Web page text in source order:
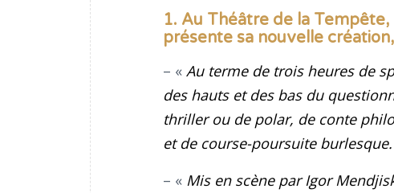
1. Au Théâtre de la
présente sa nouvelle création,
– « Au terme de trois heures de
des hauts et des bas du
thriller ou de polar, de conte
et de course-poursuite
– « Mis en scène par Igor